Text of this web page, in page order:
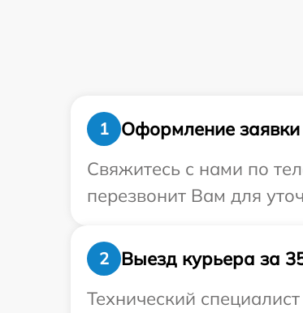
1
Оформление заявки
Свяжитесь с нами по
перезвонит Вам для
2
Выезд курьера за
Технический